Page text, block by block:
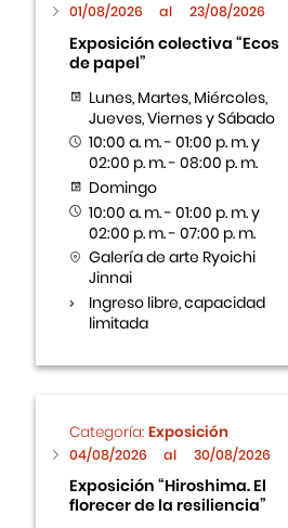
01/08/2026 al 23/08/2026
Exposición colectiva “Ecos
de papel”
Lunes, Martes, Miércoles,
Jueves, Viernes y Sábado
10:00 a. m. - 01:00 p. m. y
02:00 p. m. - 08:00 p. m.
Domingo
10:00 a. m. - 01:00 p. m. y
02:00 p. m. - 07:00 p. m.
Galería de arte Ryoichi
Jinnai
Ingreso libre, capacidad
limitada
Categoría: Exposición
04/08/2026 al 30/08/2026
Exposición “Hiroshima. El
florecer de la resiliencia”